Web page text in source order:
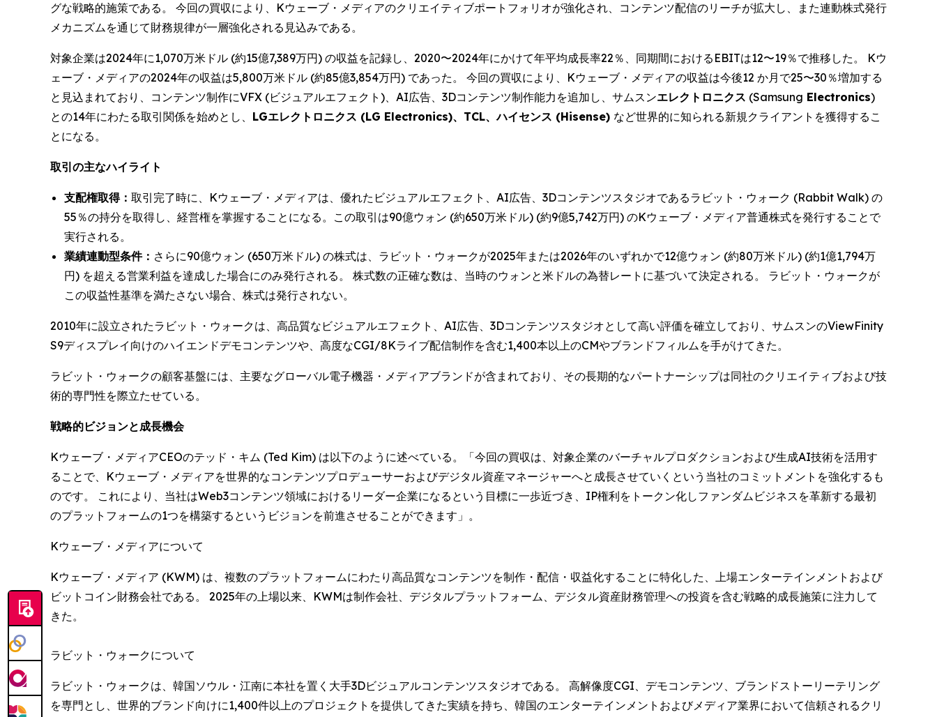
グな戦略的施策である。 今回の買収により、Kウェーブ・メディアのクリエイティブポートフォリオが強化され、コンテンツ配信のリーチが拡大し、また連動株式発行
メカニズムを通じて財務規律が一層強化される見込みである。
対象企業は2024年に1,070万米ドル (約15億7,389万円) の収益を記録し、2020〜2024年にかけて年平均成長率22％、同期間におけるEBITは12〜19％で推移した。 Kウ
ェーブ・メディアの2024年の収益は5,800万米ドル (約85億3,854万円) であった。 今回の買収により、Kウェーブ・メディアの収益は今後12 か月で25〜30％増加する
と見込まれており、コンテンツ制作にVFX (ビジュアルエフェクト)、AI広告、3Dコンテンツ制作能力を追加し、サムスンエレクトロニクス (Samsung Electronics)
との14年にわたる取引関係を始めとし、 LGエレクトロニクス (LG Electronics)、TCL、ハイセンス (Hisense) など世界的に知られる新規クライアントを獲得するこ
とになる。
取引の主なハイライト
支配権取得： 取引完了時に、Kウェーブ・メディアは、優れたビジュアルエフェクト、AI広告、3Dコンテンツスタジオであるラビット・ウォーク (Rabbit Walk) の
55％の持分を取得し、経営権を掌握することになる。この取引は90億ウォン (約650万米ドル) (約9億5,742万円) のKウェーブ・メディア普通株式を発行することで
実行される。
業績連動型条件： さらに90億ウォン (650万米ドル) の株式は、ラビット・ウォークが2025年または2026年のいずれかで12億ウォン (約80万米ドル) (約1億1,794万
円) を超える営業利益を達成した場合にのみ発行される。 株式数の正確な数は、当時のウォンと米ドルの為替レートに基づいて決定される。 ラビット・ウォークが
この収益性基準を満たさない場合、株式は発行されない。
2010年に設立されたラビット・ウォークは、高品質なビジュアルエフェクト、AI広告、3Dコンテンツスタジオとして高い評価を確立しており、サムスンのViewFinity
S9ディスプレイ向けのハイエンドデモコンテンツや、高度なCGI/8Kライブ配信制作を含む1,400本以上のCMやブランドフィルムを手がけてきた。
ラビット・ウォークの顧客基盤には、主要なグローバル電子機器・メディアブランドが含まれており、その長期的なパートナーシップは同社のクリエイティブおよび技
術的専門性を際立たせている。
戦略的ビジョンと成長機会
Kウェーブ・メディアCEOのテッド・キム (Ted Kim) は以下のように述べている。「今回の買収は、対象企業のバーチャルプロダクションおよび生成AI技術を活用す
ることで、Kウェーブ・メディアを世界的なコンテンツプロデューサーおよびデジタル資産マネージャーへと成長させていくという当社のコミットメントを強化するも
のです。 これにより、当社はWeb3コンテンツ領域におけるリーダー企業になるという目標に一歩近づき、IP権利をトークン化しファンダムビジネスを革新する最初
のプラットフォームの1つを構築するというビジョンを前進させることができます」。
Kウェーブ・メディアについて
Kウェーブ・メディア (KWM) は、複数のプラットフォームにわたり高品質なコンテンツを制作・配信・収益化することに特化した、上場エンターテインメントおよび
ビットコイン財務会社である。 2025年の上場以来、KWMは制作会社、デジタルプラットフォーム、デジタル資産財務管理への投資を含む戦略的成長施策に注力して
きた。
ラビット・ウォークについて
ラビット・ウォークは、韓国ソウル・江南に本社を置く大手3Dビジュアルコンテンツスタジオである。 高解像度CGI、デモコンテンツ、ブランドストーリーテリング
を専門とし、世界的ブランド向けに1,400件以上のプロジェクトを提供してきた実績を持ち、韓国のエンターテインメントおよびメディア業界において信頼されるクリ